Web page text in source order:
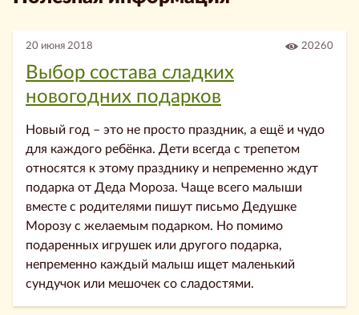
20 июня 2018 20260
Выбор состава сладких
новогодних подарков
Новый год – это не просто праздник, а ещё и чудо
для каждого ребёнка. Дети всегда с трепетом
относятся к этому празднику и непременно ждут
подарка от Деда Мороза. Чаще всего малыши
вместе с родителями пишут письмо Дедушке
Морозу с желаемым подарком. Но помимо
подаренных игрушек или другого подарка,
непременно каждый малыш ищет маленький
сундучок или мешочек со сладостями.